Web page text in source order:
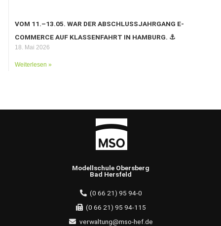
VOM 11.–13.05. WAR DER ABSCHLUSSJAHRGANG E-
COMMERCE AUF KLASSENFAHRT IN HAMBURG. ⚓️
18. Mai 2026
Weiterlesen »
Modellschule Obersberg
Bad Hersfeld
(0 66 21) 95 94-0
(0 66 21) 95 94-115
verwaltung@mso-hef.de